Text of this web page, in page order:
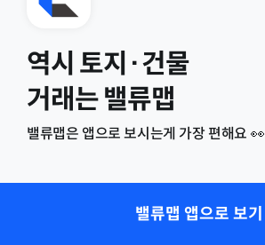
역시 토지·건물
거래는 밸류맵
밸류맵은 앱으로 보시는게 가장 편해요 👀
밸류맵 앱으로 보기